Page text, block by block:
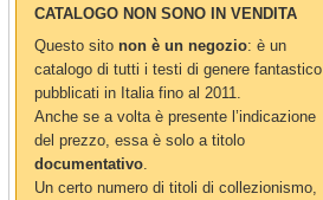
CATALOGO NON SONO IN VENDITA
Questo sito non è un negozio: è un
catalogo di tutti i testi di genere fantastico
pubblicati in Italia fino al 2011.
Anche se a volta è presente l’indicazione
del prezzo, essa è solo a titolo
documentativo
Un certo numero di titoli di collezionismo,